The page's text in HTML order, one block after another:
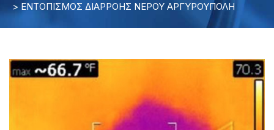
> ΕΝΤΟΠΙΣΜΟΣ ΔΙΑΡΡΟΗΣ ΝΕΡΟΥ ΑΡΓΥΡΟΥΠΟΛΗ